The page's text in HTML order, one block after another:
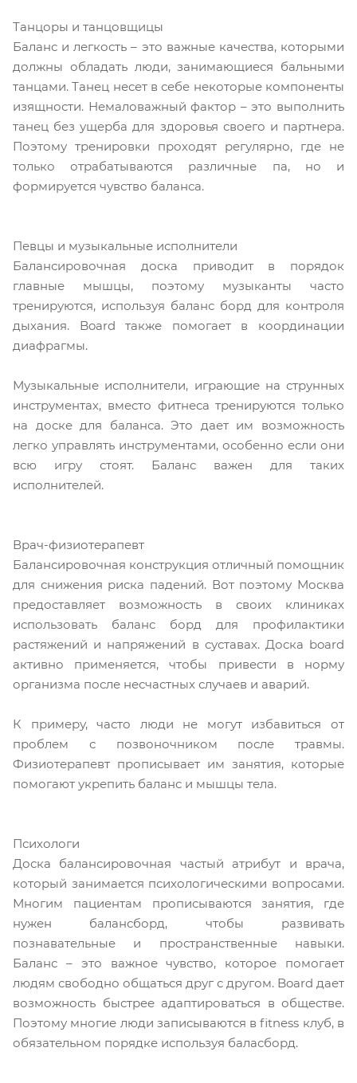
Танцоры и танцовщицы
Баланс и легкость – это важные качества, которыми
должны обладать люди, занимающиеся бальными
танцами. Танец несет в себе некоторые компоненты
изящности. Немаловажный фактор – это выполнить
танец без ущерба для здоровья своего и партнера.
Поэтому тренировки проходят регулярно, где не
только отрабатываются различные па, но и
формируется чувство баланса.
Певцы и музыкальные исполнители
Балансировочная доска приводит в порядок
главные мышцы, поэтому музыканты часто
тренируются, используя баланс борд для контроля
дыхания. Board также помогает в координации
диафрагмы.
Музыкальные исполнители, играющие на струнных
инструментах, вместо фитнеса тренируются только
на доске для баланса. Это дает им возможность
легко управлять инструментами, особенно если они
всю игру стоят. Баланс важен для таких
исполнителей.
Врач-физиотерапевт
Балансировочная конструкция отличный помощник
для снижения риска падений. Вот поэтому Москва
предоставляет возможность в своих клиниках
использовать баланс борд для профилактики
растяжений и напряжений в суставах. Доска board
активно применяется, чтобы привести в норму
организма после несчастных случаев и аварий.
К примеру, часто люди не могут избавиться от
проблем с позвоночником после травмы.
Физиотерапевт прописывает им занятия, которые
помогают укрепить баланс и мышцы тела.
Психологи
Доска балансировочная частый атрибут и врача,
который занимается психологическими вопросами.
Многим пациентам прописываются занятия, где
нужен балансборд, чтобы развивать
познавательные и пространственные навыки.
Баланс – это важное чувство, которое помогает
людям свободно общаться друг с другом. Board дает
возможность быстрее адаптироваться в обществе.
Поэтому многие люди записываются в fitness клуб, в
обязательном порядке используя баласборд.